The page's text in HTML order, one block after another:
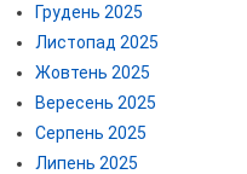
Грудень 2025
Листопад 2025
Жовтень 2025
Вересень 2025
Серпень 2025
Липень 2025